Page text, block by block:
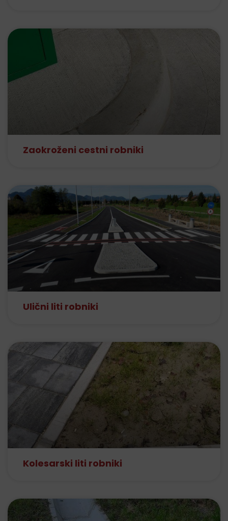
Zaokroženi cestni robniki
Ulični liti robniki
Kolesarski liti robniki